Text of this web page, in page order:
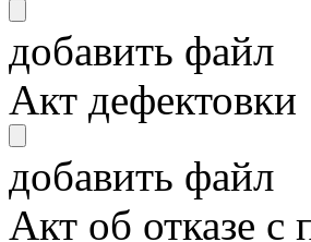
добавить файл
Акт дефектовки
добавить файл
Акт об отказе с